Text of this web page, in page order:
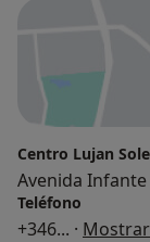
Centro Lujan
Avenida
Teléfono
+346... ·